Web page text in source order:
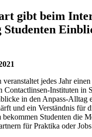
gibt beim
Studenten
jedes Jahr
Contactlinsen-Instituten in
in den Anpass-Alltag
und ein Verständnis für
bekommen Studenten die
für Praktika oder